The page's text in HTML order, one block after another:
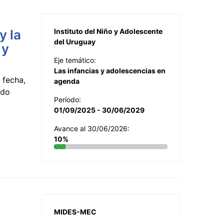
la
fecha,
Instituto del Niño y Adolescente
del Uruguay
Eje temático:
Las infancias y adolescencias en
agenda
Período:
01/09/2025 - 30/06/2029
Avance al 30/06/2026:
10%
MIDES-MEC